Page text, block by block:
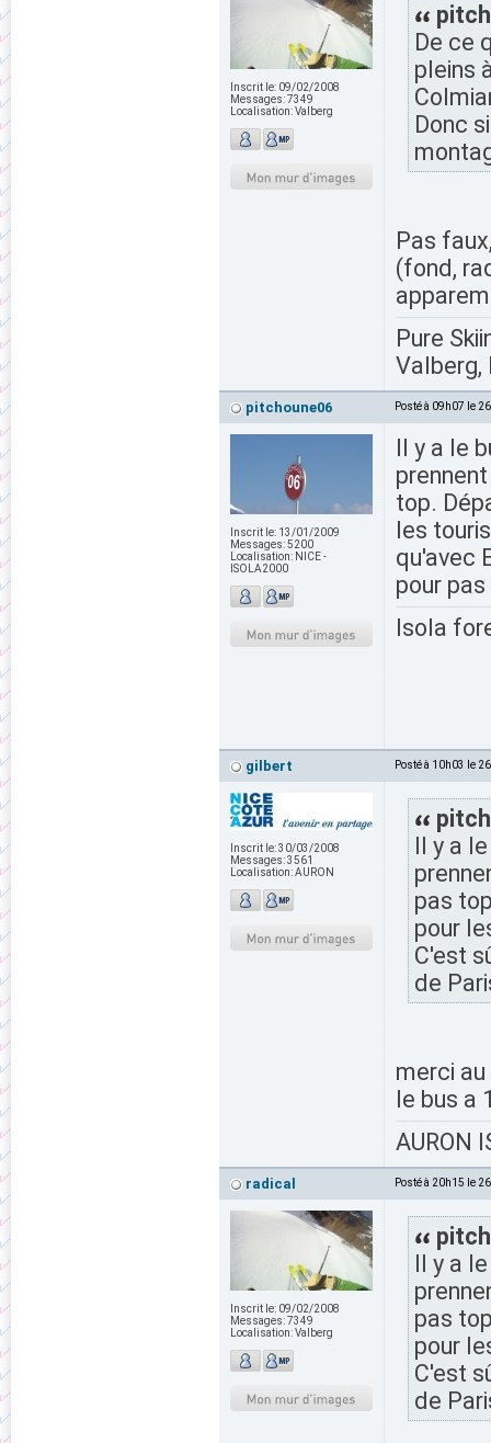
Inscrit le: 09/02/2008
Messages:7349
Localisation:Valberg
De ce
pleins
Donc
Pas
(fond,
Pure
Valberg,
pitchoune06 Posté à 09h07 le
Inscrit le: 13/01/2009
Messages:5200
Localisation: NICE -
ISOLA2000
Il y a le
top.
les
qu'avec
pour
Isola
gilbert Posté à 10h03 le
Inscrit le:30/03/2008
Messages:3561
Localisation:AURON
Il y a
pas
pour
C'est
de
merci au
le bus a
AURON
radical Posté à 20h15 le
Inscrit le: 09/02/2008
Messages:7349
Localisation:Valberg
Il y a
pas
pour
C'est
de